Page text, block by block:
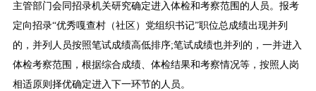
主管部门会同招录机关研究确定进入体检和考察范围的人员。报考
定向招录“优秀嘎查村（社区）党组织书记”职位总成绩出现并列
的，并列人员按照笔试成绩高低排序;笔试成绩也并列的，一并进入
体检考察范围，根据综合成绩、体检结果和考察情况等，按照人岗
相适原则择优确定进入下一环节的人员。